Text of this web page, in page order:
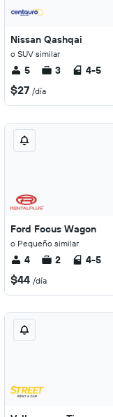
Nissan Qashqai
o SUV similar
5 3 4-5
$27 /día
Ford Focus Wagon
o Pequeño similar
4 2 4-5
$44 /día